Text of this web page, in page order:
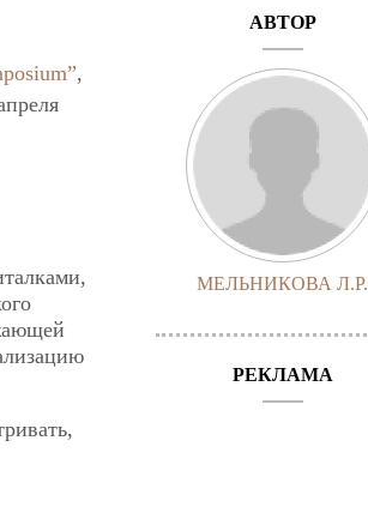
,
АВТОР
МЕЛЬНИКОВА Л.Р.
РЕКЛАМА